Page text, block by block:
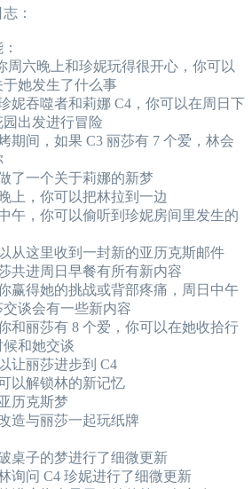
：
周六晚上和珍妮玩得很开心，你可以
于她发生了什么事
妮吞噬者和莉娜 C4，你可以在周日下
园出发进行冒险
期间，如果 C3 丽莎有 7 个爱，林会
了一个关于莉娜的新梦
上，你可以把林拉到一边
午，你可以偷听到珍妮房间里发生的
从这里收到一封新的亚历克斯邮件
共进周日早餐有所有新内容
赢得她的挑战或背部疼痛，周日中午
交谈会有一些新内容
和丽莎有 8 个爱，你可以在她收拾行
候和她交谈
让丽莎进步到 C4
以解锁林的新记忆
历克斯梦
造与丽莎一起玩纸牌
桌子的梦进行了细微更新
询问 C4 珍妮进行了细微更新